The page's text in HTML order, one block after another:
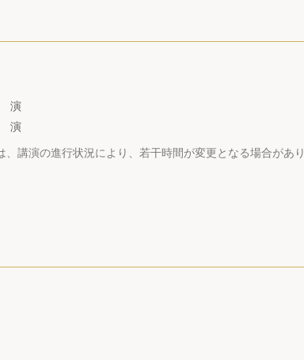
演
演
、講演の進行状況により、若干時間が変更となる場合があ